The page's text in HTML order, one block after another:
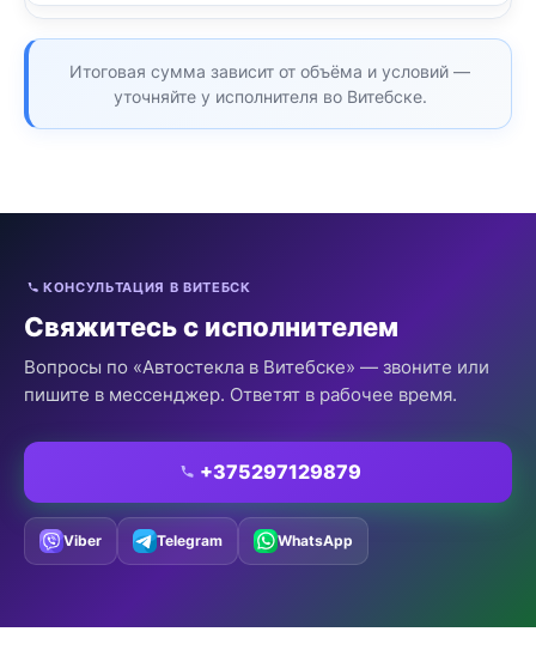
Итоговая сумма зависит от объёма и условий —
уточняйте у исполнителя во Витебске.
КОНСУЛЬТАЦИЯ В ВИТЕБСК
Свяжитесь с исполнителем
Вопросы по «Автостекла в Витебске» — звоните или
пишите в мессенджер. Ответят в рабочее время.
+375297129879
Viber Telegram WhatsApp